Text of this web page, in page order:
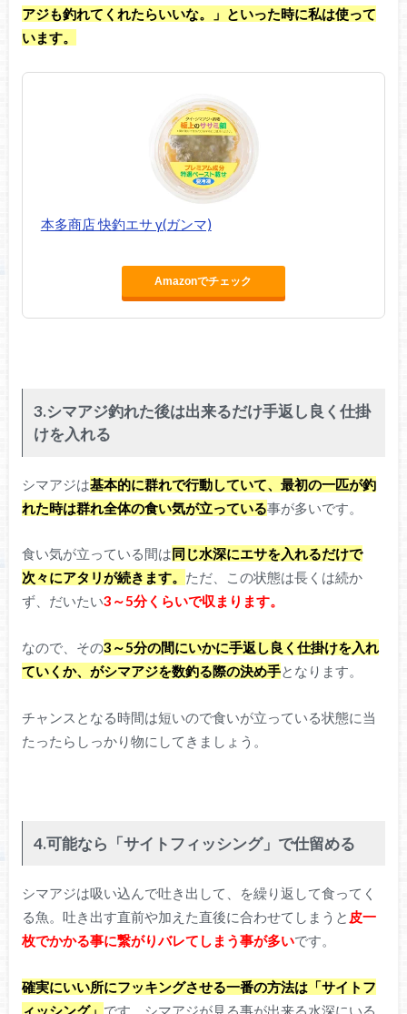
アジも釣れてくれたらいいな。」といった時に私は使って
います。
本多商店 快釣エサ γ(ガンマ)
Amazonでチェック
3.シマアジ釣れた後は出来るだけ手返し良く仕掛
けを入れる
シマアジは基本的に群れで行動していて、最初の一匹が釣
れた時は群れ全体の食い気が立っている事が多いです。
食い気が立っている間は 同じ水深にエサを入れるだけで
次々にアタリが続きます。 ただ、この状態は長くは続か
ず、だいたい3～5分くらいで収まります。
なので、その3～5分の間にいかに手返し良く仕掛けを入れ
ていくか、がシマアジを数釣る際の決め手となります。
チャンスとなる時間は短いので食いが立っている状態に当
たったらしっかり物にしてきましょう。
4.可能なら「サイトフィッシング」で仕留める
シマアジは吸い込んで吐き出して、を繰り返して食ってく
る魚。吐き出す直前や加えた直後に合わせてしまうと 皮一
枚でかかる事に繋がりバレてしまう事が多いです。
確実にいい所にフッキングさせる一番の方法は「サイトフ
ィッシング」 です。シマアジが見る事が出来る水深にいる